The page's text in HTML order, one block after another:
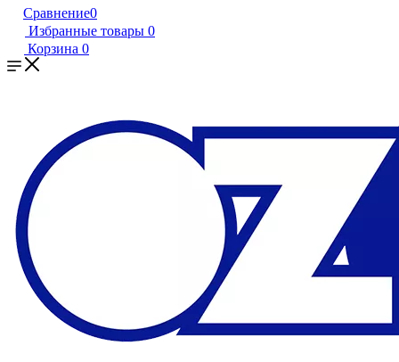
Сравнение0
Избранные товары 0
Корзина 0